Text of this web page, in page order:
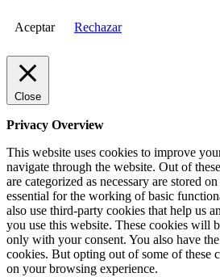
Aceptar Rechazar
Close
Privacy Overview
This website uses cookies to improve
navigate through the website. Out of
are categorized as necessary are stored
essential for the working of basic
also use third-party cookies that help us
you use this website. These cookies will
only with your consent. You also have
cookies. But opting out of some of these
on your browsing experience.